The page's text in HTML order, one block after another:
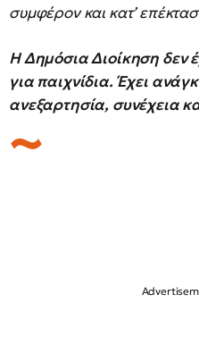
συμφέρον και κατ’
Η Δημόσια Διοίκηση δεν
για παιχνίδια. Έχει
ανεξαρτησία, συνέχεια